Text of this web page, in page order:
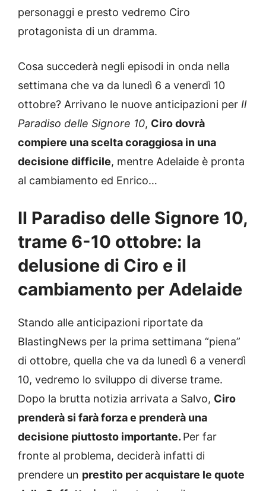
personaggi e presto vedremo Ciro
protagonista di un dramma.
Cosa succederà negli episodi in onda nella
settimana che va da lunedì 6 a venerdì 10
ottobre? Arrivano le nuove anticipazioni per Il
Paradiso delle Signore 10, Ciro dovrà
compiere una scelta coraggiosa in una
decisione difficile, mentre Adelaide è pronta
al cambiamento ed Enrico…
Il Paradiso delle Signore 10,
trame 6-10 ottobre: la
delusione di Ciro e il
cambiamento per Adelaide
Stando alle anticipazioni riportate da
BlastingNews per la prima settimana “piena”
di ottobre, quella che va da lunedì 6 a venerdì
10, vedremo lo sviluppo di diverse trame.
Dopo la brutta notizia arrivata a Salvo, Ciro
prenderà si farà forza e prenderà una
decisione piuttosto importante. Per far
fronte al problema, deciderà infatti di
prendere un prestito per acquistare le quote